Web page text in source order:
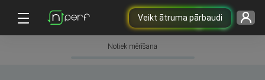
Veikt ātruma pārbaudi
Notiek mērīšana